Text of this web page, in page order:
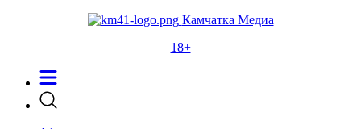
Камчатка Медиа
18+